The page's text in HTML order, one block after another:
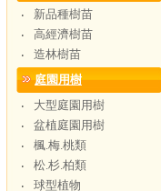
‧
新品種樹苗
‧
高經濟樹苗
‧
造林樹苗
庭園用樹
‧
大型庭園用樹
‧
盆植庭園用樹
‧
楓.梅.桃類
‧
松.杉.柏類
‧
球型植物